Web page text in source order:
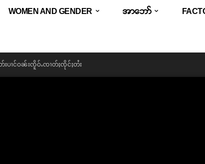
WOMEN AND GENDER အာဘော်
းပၢင်ဝၼ်းၸိူဝ်ႉၸၢတ်ႈၸိုင်ႈတႆး